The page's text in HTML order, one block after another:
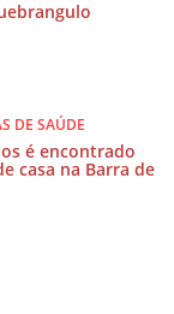
DE SAÚDE
é encontrado
casa na Barra de